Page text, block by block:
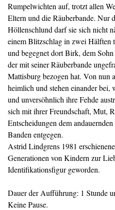
Rumpelwichten auf, trotzt allen
Eltern und die Räuberbande. Nur
Höllenschlund darf sie sich nicht
einem Blitzschlag in zwei Hälften
und begegnet dort Birk, dem
der mit seiner Räuberbande
Mattisburg bezogen hat. Von nun
heimlich und stehen einander bei,
und unversöhnlich ihre Fehde
sich mit ihrer Freundschaft, Mut,
Entscheidungen dem
Banden entgegen.
Astrid Lindgrens 1981
Generationen von Kindern zur
Identifikationsfigur geworden.
Dauer der Aufführung: 1 Stunde
Keine Pause.